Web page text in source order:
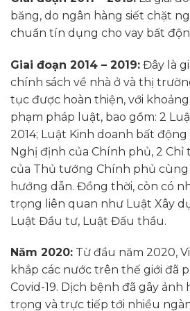
băng, do ngân hàng siết chặt
chuẩn tín dụng cho vay bất
Giai đoạn 2014 – 2019: Đây là
chính sách về nhà ở và thị
tục được hoàn thiện, với
phạm pháp luật, bao gồm: 2
2014; Luật Kinh doanh bất động
Nghị định của Chính phủ, 2 Chỉ
của Thủ tướng Chính phủ
hướng dẫn. Đồng thời, còn có
trọng liên quan như Luật Xây
Luật Đầu tư, Luật Đấu thầu.
Năm 2020: Từ đầu năm 2020,
khắp các nước trên thế giới đã
Covid-19. Dịch bệnh đã gây
trọng và trực tiếp tới nhiều